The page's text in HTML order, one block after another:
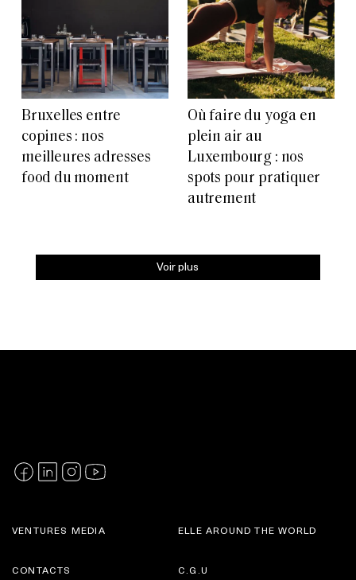
Bruxelles entre
copines : nos
meilleures adresses
food du moment
Où faire du yoga en
plein air au
Luxembourg : nos
spots pour pratiquer
autrement
Voir plus
VENTURES MEDIA
CONTACTS
ELLE AROUND THE WORLD
C.G.U